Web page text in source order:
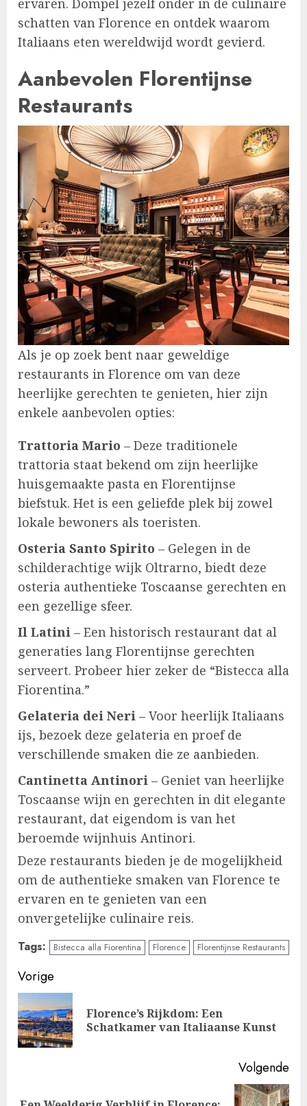
ervaren. Dompel jezelf onder in de culinaire
schatten van Florence en ontdek waarom
Italiaans eten wereldwijd wordt gevierd.
Aanbevolen Florentijnse
Restaurants
Als je op zoek bent naar geweldige
restaurants in Florence om van deze
heerlijke gerechten te genieten, hier zijn
enkele aanbevolen opties:
Trattoria Mario – Deze traditionele
trattoria staat bekend om zijn heerlijke
huisgemaakte pasta en Florentijnse
biefstuk. Het is een geliefde plek bij zowel
lokale bewoners als toeristen.
Osteria Santo Spirito – Gelegen in de
schilderachtige wijk Oltrarno, biedt deze
osteria authentieke Toscaanse gerechten en
een gezellige sfeer.
Il Latini – Een historisch restaurant dat al
generaties lang Florentijnse gerechten
serveert. Probeer hier zeker de “Bistecca alla
Fiorentina.”
Gelateria dei Neri – Voor heerlijk Italiaans
ijs, bezoek deze gelateria en proef de
verschillende smaken die ze aanbieden.
Cantinetta Antinori – Geniet van heerlijke
Toscaanse wijn en gerechten in dit elegante
restaurant, dat eigendom is van het
beroemde wijnhuis Antinori.
Deze restaurants bieden je de mogelijkheid
om de authentieke smaken van Florence te
ervaren en te genieten van een
onvergetelijke culinaire reis.
Tags: Bistecca alla Fiorentina Florence Florentijnse Restaurants
Doorgaan
met
lezen
Vorige
Florence’s Rijkdom: Een
Schatkamer van Italiaanse Kunst
Volgende